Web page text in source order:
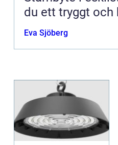
du ett tryggt och
Eva Sjöberg